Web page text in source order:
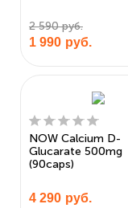
2 590 руб.
1 990 руб.
NOW Calcium D-
Glucarate 500mg
(90caps)
4 290 руб.